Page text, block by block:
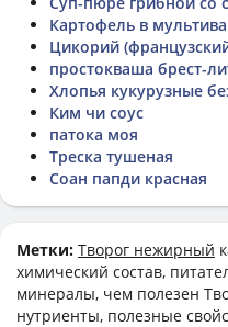
Картофель в
Цикорий
простокваша брест-
Хлопья кукурузные
Ким чи соус
патока моя
Треска тушеная
Соан папди красная
Метки: Творог нежирный
химический состав,
минералы, чем полезен
нутриенты, полезные